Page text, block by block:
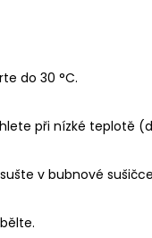
do 30 °C.
při nízké teplotě
v bubnové